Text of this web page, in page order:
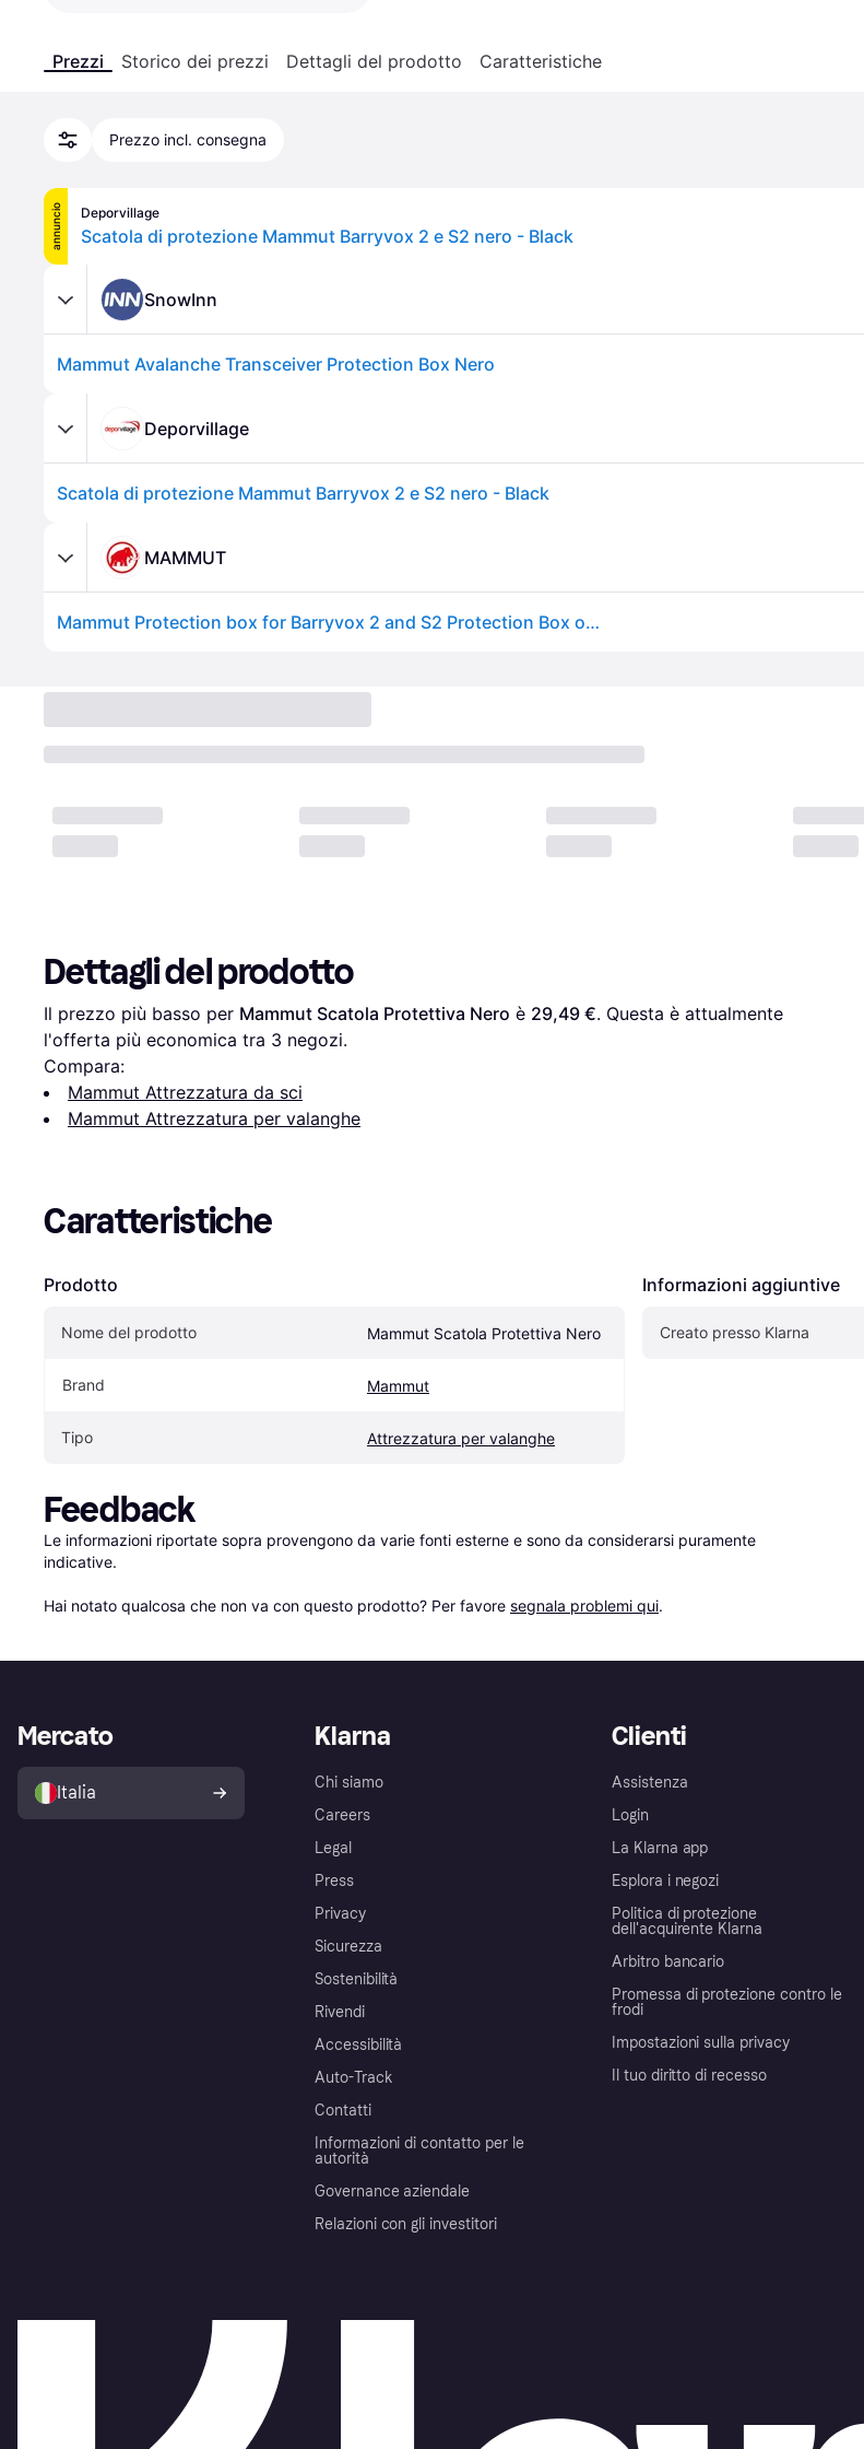
Prezzi Storico dei prezzi Dettagli del prodotto Caratteristiche
Prezzo incl. consegna
annuncio Deporvillage
Scatola di protezione Mammut Barryvox 2 e S2 nero - Black
SnowInn
Mammut Avalanche Transceiver Protection Box Nero
Deporvillage
Scatola di protezione Mammut Barryvox 2 e S2 nero - Black
MAMMUT
Mammut Protection box for Barryvox 2 and S2 Protection Box one size
Dettagli del prodotto
Il prezzo più basso per Mammut Scatola Protettiva Nero è 29,49 €. Questa è attualmente
l'offerta più economica tra 3 negozi.
Compara:
Mammut Attrezzatura da sci
Mammut Attrezzatura per valanghe
Caratteristiche
Prodotto
Nome del prodotto Mammut Scatola Protettiva Nero
Brand Mammut
Tipo Attrezzatura per valanghe
Informazioni aggiuntive
Creato presso Klarna
Feedback
Le informazioni riportate sopra provengono da varie fonti esterne e sono da considerarsi puramente
indicative.
Hai notato qualcosa che non va con questo prodotto? Per favore segnala problemi qui.
Klarna
Chi siamo
Careers
Legal
Press
Privacy
Sicurezza
Sostenibilità
Rivendi
Accessibilità
Auto-Track
Contatti
Informazioni di contatto per le
autorità
Governance aziendale
Relazioni con gli investitori
Clienti
Assistenza
Login
La Klarna app
Esplora i negozi
Politica di protezione
dell'acquirente Klarna
Arbitro bancario
Promessa di protezione contro le
frodi
Impostazioni sulla privacy
Il tuo diritto di recesso
Mercato
Italia